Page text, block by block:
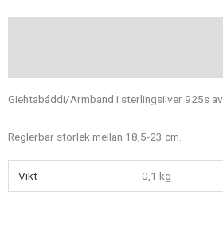
Giehtabáddi/Armband i sterlingsilver 925s av
Reglerbar storlek mellan 18,5-23 cm.
Vikt 0,1 kg